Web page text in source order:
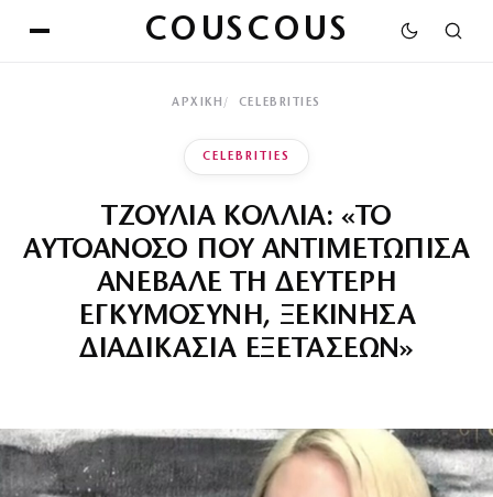
COUSCOUS
ΑΡΧΙΚΉ CELEBRITIES
CELEBRITIES
ΤΖΟΥΛΙΑ ΚΟΛΛΙΑ: «ΤΟ
ΑΥΤΟΑΝΟΣΟ ΠΟΥ ΑΝΤΙΜΕΤΩΠΙΣΑ
ΑΝΕΒΑΛΕ ΤΗ ΔΕΥΤΕΡΗ
ΕΓΚΥΜΟΣΥΝΗ, ΞΕΚΙΝΗΣΑ
ΔΙΑΔΙΚΑΣΙΑ ΕΞΕΤΑΣΕΩΝ»